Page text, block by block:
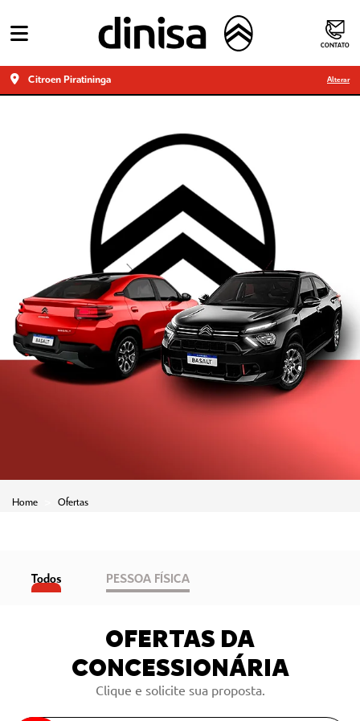
CONTATO
Citroen Piratininga Alterar
Home Ofertas
Todos PESSOA FÍSICA
OFERTAS DA
CONCESSIONÁRIA
Clique e solicite sua proposta.